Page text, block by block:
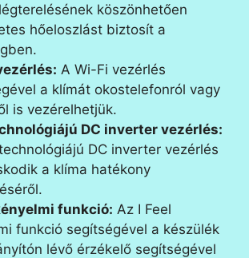
köszönhetően
hőeloszlást biztosít a
A Wi-Fi vezérlés
a klímát okostelefonról vagy
is vezérelhetjük.
DC inverter vezérlés:
DC inverter vezérlés
a klíma hatékony
funkció: Az I Feel
funkció segítségével a készülék
lévő érzékelő segítségével